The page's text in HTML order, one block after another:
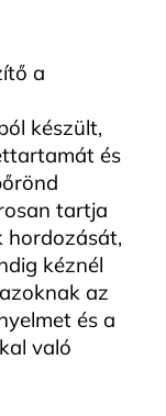
a
készült,
és
tartja
hordozását,
kéznél
az
és a
való